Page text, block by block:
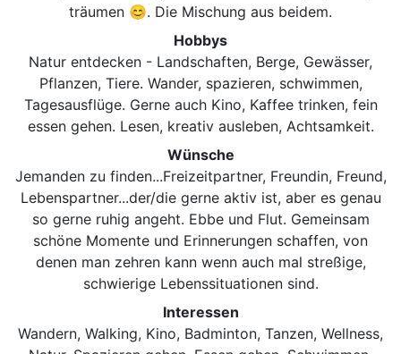
träumen 😊. Die Mischung aus beidem.
Hobbys
Natur entdecken - Landschaften, Berge, Gewässer,
Pflanzen, Tiere. Wander, spazieren, schwimmen,
Tagesausflüge. Gerne auch Kino, Kaffee trinken, fein
essen gehen. Lesen, kreativ ausleben, Achtsamkeit.
Wünsche
Jemanden zu finden...Freizeitpartner, Freundin, Freund,
Lebenspartner...der/die gerne aktiv ist, aber es genau
so gerne ruhig angeht. Ebbe und Flut. Gemeinsam
schöne Momente und Erinnerungen schaffen, von
denen man zehren kann wenn auch mal streßige,
schwierige Lebenssituationen sind.
Interessen
Wandern, Walking, Kino, Badminton, Tanzen, Wellness,